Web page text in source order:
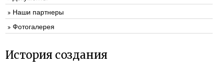
Наши партнеры
Фотогалерея
История создания